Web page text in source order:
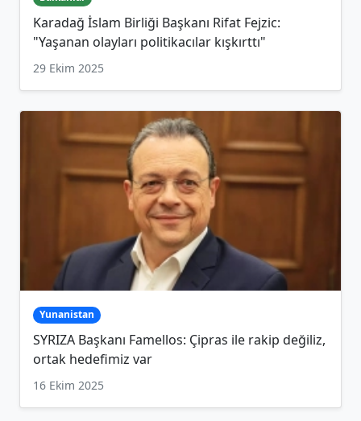
Karadağ İslam Birliği Başkanı Rifat Fejzic:
"Yaşanan olayları politikacılar kışkırttı"
29 Ekim 2025
Yunanistan
SYRIZA Başkanı Famellos: Çipras ile rakip değiliz,
ortak hedefimiz var
16 Ekim 2025